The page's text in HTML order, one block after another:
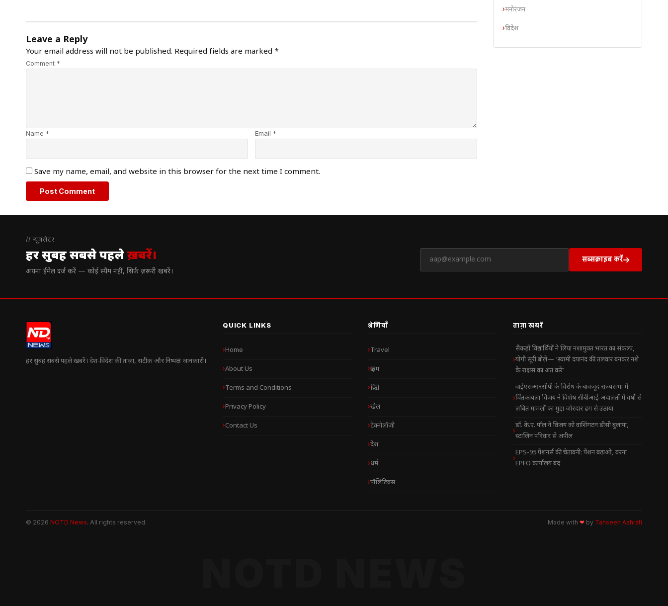
Leave a Reply
Your email address will not be published. Required fields are marked *
Comment *
Name * Email *
Save my name, email, and website in this browser for the next time I comment.
मनोरंजन
विदेश
// न्यूज़लेटर
हर सुबह सबसे पहलेख़बरें।
अपना ईमेल दर्ज करें — कोई स्पैम नहीं, सिर्फ ज़रूरी खबरें।
सब्सक्राइब करें
हर सुबह सबसे पहले खबरें। देश-विदेश की ताज़ा, सटीक और निष्पक्ष जानकारी।
QUICK LINKS
Home
About Us
Terms and Conditions
Privacy Policy
Contact Us
श्रेणियाँ
Travel
क्राइम
क्रिप्टो
खेल
टेक्नोलॉजी
देश
धर्म
पॉलिटिक्स
ताज़ा खबरें
सैकड़ों विद्यार्थियों ने लिया नशामुक्त भारत का संकल्प,
योगी सूरी बोले— ‘स्वामी दयानंद की तलवार बनकर नशे
के राक्षस का अंत करें’
वाईएसआरसीपी के विरोध के बावजूद राज्यसभा में
चिंतकायला विजय ने विशेष सीबीआई अदालतों में वर्षों से
लंबित मामलों का मुद्दा जोरदार ढंग से उठाया
डॉ. के.ए. पॉल ने विजय को वाशिंगटन डीसी बुलाया,
स्टालिन परिवार से अपील
EPS-95 पेंशनर्स की चेतावनी: पेंशन बढ़ाओ, वरना
EPFO कार्यालय बंद
© 2026 NOTD News. All rights reserved. Made with ❤ by Tahseen Ashrafi